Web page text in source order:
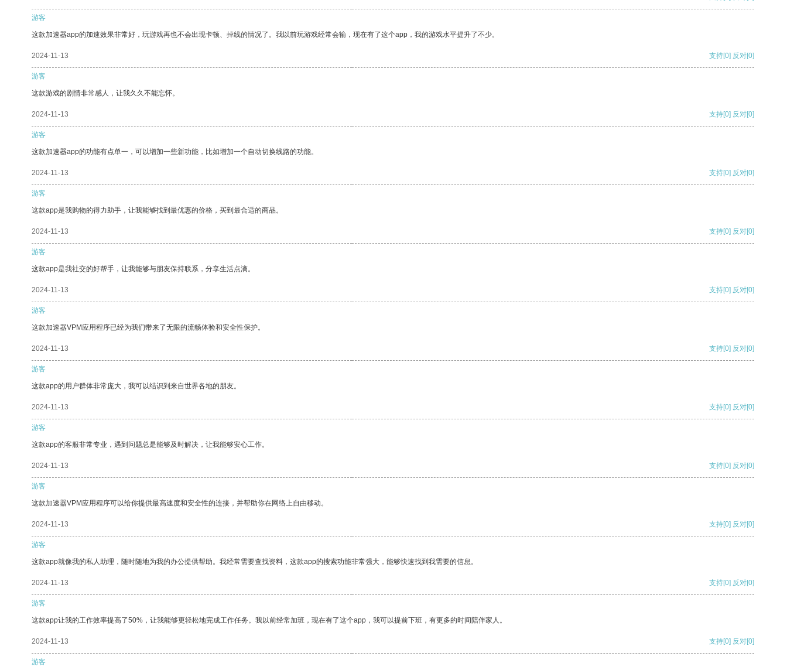
游客
这款加速器app的加速效果非常好，玩游戏再也不会出现卡顿、掉线的情况了。我以前玩游戏经常会输，现在有了这个app，我的游戏水平提升了不少。
2024-11-13 支持[0] 反对[0]
游客
这款游戏的剧情非常感人，让我久久不能忘怀。
2024-11-13 支持[0] 反对[0]
游客
这款加速器app的功能有点单一，可以增加一些新功能，比如增加一个自动切换线路的功能。
2024-11-13 支持[0] 反对[0]
游客
这款app是我购物的得力助手，让我能够找到最优惠的价格，买到最合适的商品。
2024-11-13 支持[0] 反对[0]
游客
这款app是我社交的好帮手，让我能够与朋友保持联系，分享生活点滴。
2024-11-13 支持[0] 反对[0]
游客
这款加速器VPM应用程序已经为我们带来了无限的流畅体验和安全性保护。
2024-11-13 支持[0] 反对[0]
游客
这款app的用户群体非常庞大，我可以结识到来自世界各地的朋友。
2024-11-13 支持[0] 反对[0]
游客
这款app的客服非常专业，遇到问题总是能够及时解决，让我能够安心工作。
2024-11-13 支持[0] 反对[0]
游客
这款加速器VPM应用程序可以给你提供最高速度和安全性的连接，并帮助你在网络上自由移动。
2024-11-13 支持[0] 反对[0]
游客
这款app就像我的私人助理，随时随地为我的办公提供帮助。我经常需要查找资料，这款app的搜索功能非常强大，能够快速找到我需要的信息。
2024-11-13 支持[0] 反对[0]
游客
这款app让我的工作效率提高了50%，让我能够更轻松地完成工作任务。我以前经常加班，现在有了这个app，我可以提前下班，有更多的时间陪伴家人。
2024-11-13 支持[0] 反对[0]
游客